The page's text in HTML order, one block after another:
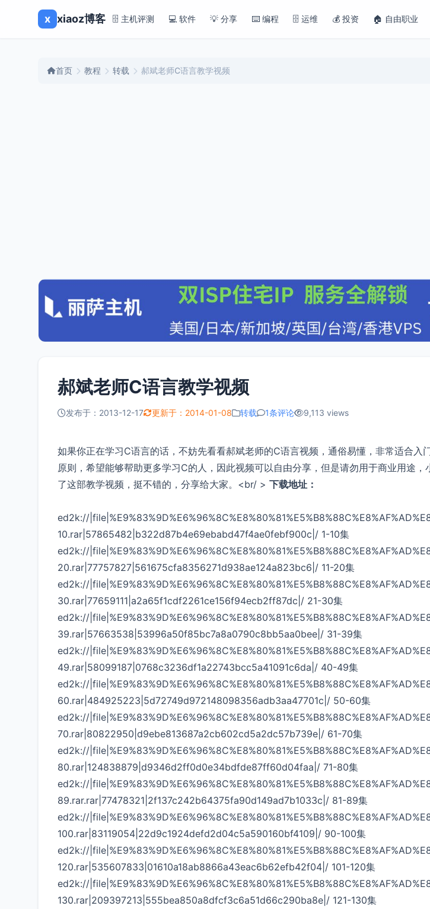
x xiaoz博客 🗄️ 主机评测 💻 软件 💡 分享 ⌨️ 编程 🗄️ 运维 💰 投资 🏠 自由职业
首页 教程 转载 郝斌老师C语言教学视频
郝斌老师C语言教学视频
发布于：2013-12-17 更新于：2014-01-08 转载 1条评论 9,113 views
如果你正在学习C语言的话，不妨先看看郝斌老师的C语言视频，通俗易懂，非常适合入
原则，希望能够帮助更多学习C的人，因此视频可以自由分享，但是请勿用于商业用途
了这部教学视频，挺不错的，分享给大家。<br/ > 下载地址：
ed2k://
10.rar|57865482|b322d87b4e69ebabd47f4ae0febf900c|/ 1-10集
ed2k://
20.rar|77757827|561675cfa8356271d938ae124a823bc6|/ 11-20集
ed2k://
30.rar|77659111|a2a65f1cdf2261ce156f94ecb2ff87dc|/ 21-30集
ed2k://
39.rar|57663538|53996a50f85bc7a8a0790c8bb5aa0bee|/ 31-39集
ed2k://
49.rar|58099187|0768c3236df1a22743bcc5a41091c6da|/ 40-49集
ed2k://
60.rar|484925223|5d72749d972148098356adb3aa47701c|/ 50-60集
ed2k://
70.rar|80822950|d9ebe813687a2cb602cd5a2dc57b739e|/ 61-70集
ed2k://
80.rar|124838879|d9346d2ff0d0e34bdfde87ff60d04faa|/ 71-80集
ed2k://
89.rar.rar|77478321|2f137c242b64375fa90d149ad7b1033c|/ 81-89集
ed2k://
100.rar|83119054|22d9c1924defd2d04c5a590160bf4109|/ 90-100集
ed2k://
120.rar|535607833|01610a18ab8866a43eac6b62efb42f04|/ 101-120集
ed2k://
130.rar|209397213|555bea850a8dfcf3c6a51d66c290ba8e|/ 121-130集